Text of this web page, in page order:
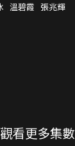
溫碧霞 張兆輝
觀看更多集數